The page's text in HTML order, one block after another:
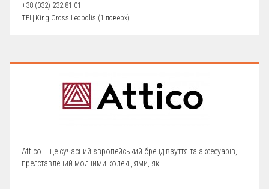
+38 (032) 232-81-01
ТРЦ King Cross Leopolis (1 поверх)
Attico – це сучасний європейський бренд взуття та аксесуарів,
представлений модними колекціями, які...